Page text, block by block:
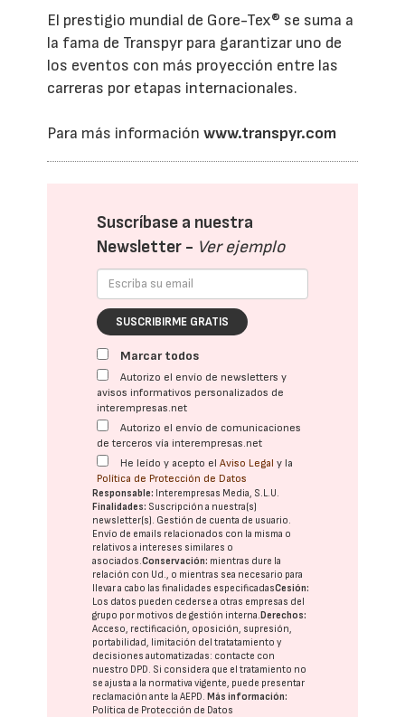
El prestigio mundial de Gore-Tex® se suma a
la fama de Transpyr para garantizar uno de
los eventos con más proyección entre las
carreras por etapas internacionales.
Para más informaciónwww.transpyr.com
Suscríbase a nuestra
Newsletter - Ver ejemplo
SUSCRIBIRME GRATIS
Marcar todos
Autorizo el envío de newsletters y
avisos informativos personalizados de
interempresas.net
Autorizo el envío de comunicaciones
de terceros vía interempresas.net
He leído y acepto elAviso Legal y la
Política de Protección de Datos
Responsable: Interempresas Media, S.L.U.
Finalidades: Suscripción a nuestra(s)
newsletter(s). Gestión de cuenta de usuario.
Envío de emails relacionados con la misma o
relativos a intereses similares o
asociados.Conservación: mientras dure la
relación con Ud., o mientras sea necesario para
llevar a cabo las finalidades especificadasCesión:
Los datos pueden cederse a otras empresas del
grupo por motivos de gestión interna.Derechos:
Acceso, rectificación, oposición, supresión,
portabilidad, limitación del tratatamiento y
decisiones automatizadas: contacte con
nuestro DPD . Si considera que el tratamiento no
se ajusta a la normativa vigente, puede presentar
reclamación ante laAEPD .Más información:
Política de Protección de Datos